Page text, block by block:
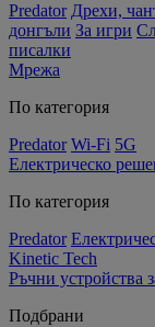
Predator Дрехи,
донгъли За игри
писалки
Мрежа
По категория
Predator Wi-Fi 5G
Електрическо
По категория
Predator
Kinetic Tech
Ръчни устройства
Подбрани